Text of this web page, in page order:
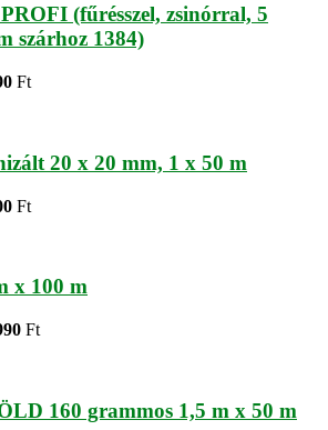
(fűrésszel, zsinórral, 5
szárhoz 1384)
Ft
20 x 20 mm, 1 x 50 m
Ft
x 100 m
Ft
160 grammos 1,5 m x 50 m